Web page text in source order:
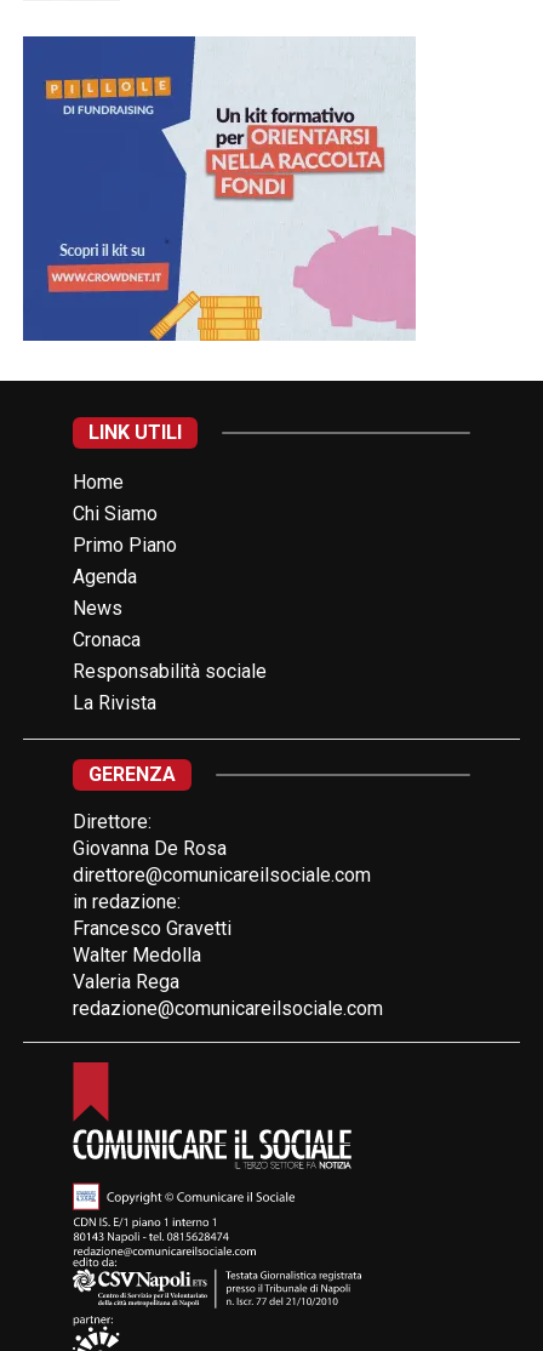
LINK UTILI
Home
Chi Siamo
Primo Piano
Agenda
News
Cronaca
Responsabilità sociale
La Rivista
GERENZA
Direttore:
Giovanna De Rosa
direttore@comunicareilsociale.com
in redazione:
Francesco Gravetti
Walter Medolla
Valeria Rega
redazione@comunicareilsociale.com